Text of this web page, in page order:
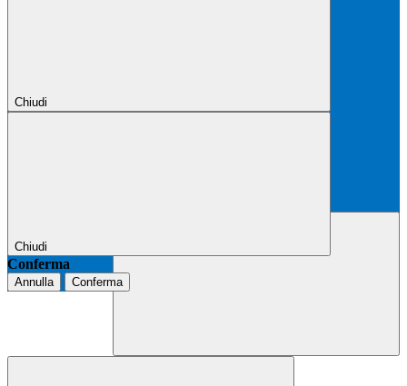
Chiudi
Chiudi
Conferma
Annulla Conferma